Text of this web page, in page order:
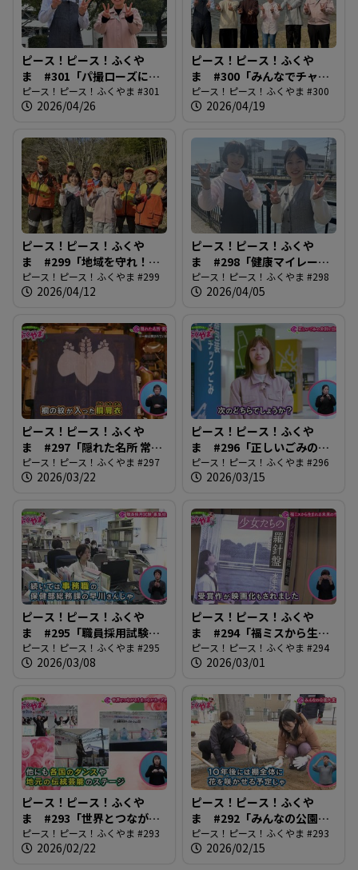
ピース！ピース！ふくや
ま #301「パ撮ローズに街
路樹追加！」
ピース！ピース！ふくやま #301
2026/04/26
ピース！ピース！ふくや
ま #300「みんなでチャレ
ンジ！福山夢・未来開花プ
ロジェクト」
ピース！ピース！ふくやま #300
2026/04/19
ピース！ピース！ふくや
ま #299「地域を守れ！有
害鳥獣ハンターズ」
ピース！ピース！ふくやま #299
2026/04/12
ピース！ピース！ふくや
ま #298「健康マイレージ
がバージョンアップ」
ピース！ピース！ふくやま #298
2026/04/05
ピース！ピース！ふくや
ま #297「隠れた名所 常国
寺」
ピース！ピース！ふくやま #297
2026/03/22
ピース！ピース！ふくや
ま #296「正しいごみの分
別と出し方」
ピース！ピース！ふくやま #296
2026/03/15
ピース！ピース！ふくや
ま #295「職員採用試験、
募集始まる」
ピース！ピース！ふくやま #295
2026/03/08
ピース！ピース！ふくや
ま #294「福ミスから生ま
れる未来の作家」
ピース！ピース！ふくやま #294
2026/03/01
ピース！ピース！ふくや
ま #293「世界とつなが
る！まつながカープジェ
ー」
ピース！ピース！ふくやま #293
2026/02/22
ピース！ピース！ふくや
ま #292「みんなの公園大
変身！」
ピース！ピース！ふくやま #293
2026/02/15